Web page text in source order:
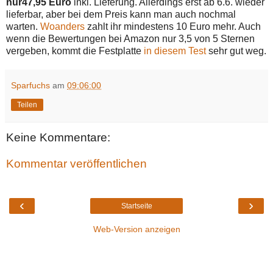
lieferbar, aber bei dem Preis kann man auch nochmal
warten. Woanders zahlt ihr mindestens 10 Euro mehr. Auch
wenn die Bewertungen bei Amazon nur 3,5 von 5 Sternen
vergeben, kommt die Festplatte in diesem Testsehr gut weg.
Sparfuchs am 09:06:00
Teilen
Keine Kommentare:
Kommentar veröffentlichen
‹ ›
Startseite
Web-Version anzeigen